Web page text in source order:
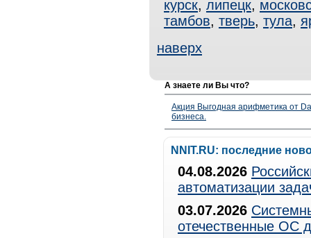
курск, липецк,
тамбов, тверь, тула,
наверх
А знаете ли Вы что?
Акция Выгодная арифметика от
бизнеса.
NNIT.RU: последние
04.08.2026
автоматизации
03.07.2026
отечественные ОС